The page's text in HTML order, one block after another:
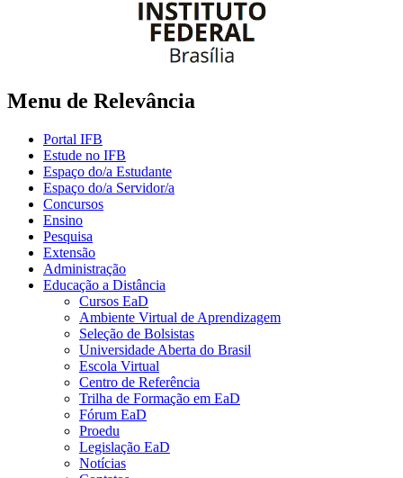
Menu de Relevância
Portal IFB
Estude no IFB
Espaço do/a Estudante
Espaço do/a Servidor/a
Concursos
Ensino
Pesquisa
Extensão
Administração
Educação a Distância
Cursos EaD
Ambiente Virtual de Aprendizagem
Seleção de Bolsistas
Universidade Aberta do Brasil
Escola Virtual
Centro de Referência
Trilha de Formação em EaD
Fórum EaD
Proedu
Legislação EaD
Notícias